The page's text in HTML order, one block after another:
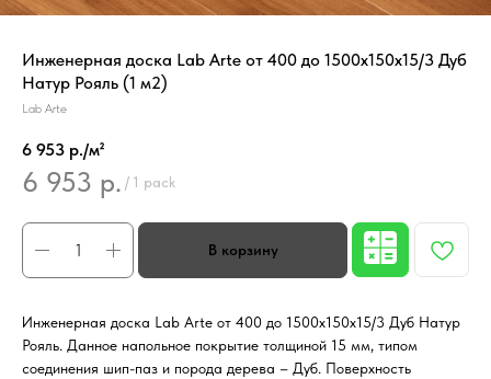
Инженерная доска Lab Arte от 400 до 1500х150х15/3 Дуб
Натур Рояль (1 м2)
Lab Arte
6 953 р./м²
6 953 р. / 1 pack
Инженерная доска Lab Arte от 400 до 1500х150х15/3 Дуб Натур
Рояль. Данное напольное покрытие толщиной 15 мм, типом
соединения шип-паз и порода дерева – Дуб. Поверхность